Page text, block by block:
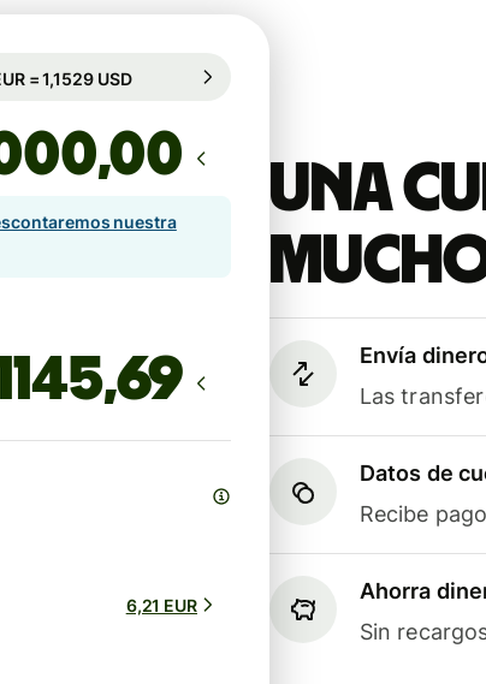
Una
Envía
Las
Datos de
Recibe
Ahorra
Sin
durante 99 h
,00
nuestra
6,21 EUR